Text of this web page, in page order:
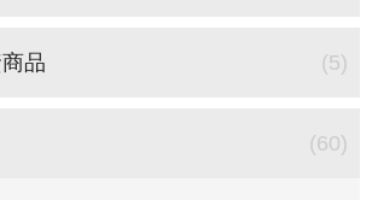
品 (5)
(60)